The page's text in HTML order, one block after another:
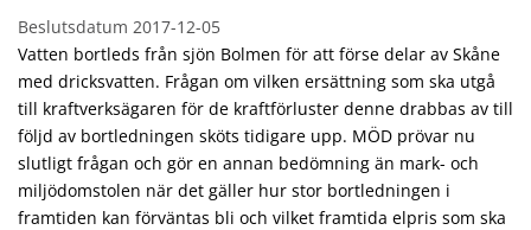
Beslutsdatum 2017-12-05
Vatten bortleds från sjön Bolmen för att förse delar av Skåne
med dricksvatten. Frågan om vilken ersättning som ska utgå
till kraftverksägaren för de kraftförluster denne drabbas av till
följd av bortledningen sköts tidigare upp. MÖD prövar nu
slutligt frågan och gör en annan bedömning än mark- och
miljödomstolen när det gäller hur stor bortledningen i
framtiden kan förväntas bli och vilket framtida elpris som ska